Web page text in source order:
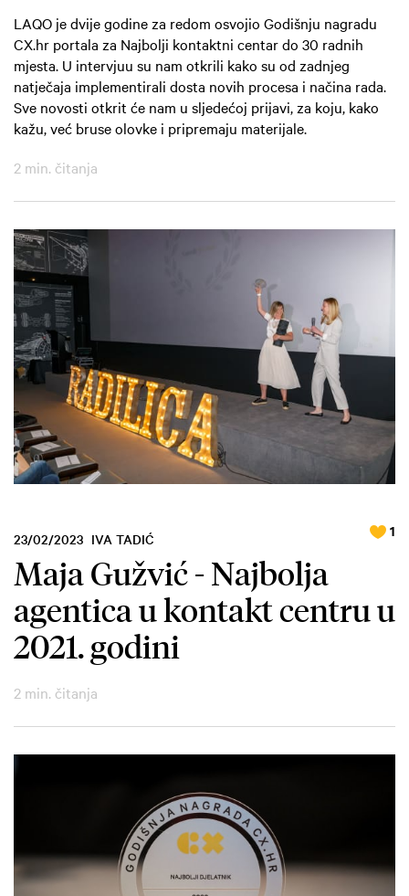
LAQO je dvije godine za redom osvojio Godišnju nagradu
CX.hr portala za Najbolji kontaktni centar do 30 radnih
mjesta. U intervjuu su nam otkrili kako su od zadnjeg
natječaja implementirali dosta novih procesa i načina rada.
Sve novosti otkrit će nam u sljedećoj prijavi, za koju, kako
kažu, već bruse olovke i pripremaju materijale.
2 min. čitanja
23/02/2023 IVA TADIĆ
Maja Gužvić - Najbolja
agentica u kontakt centru u
2021. godini
1
2 min. čitanja